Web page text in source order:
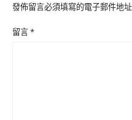
發佈留言必須填寫的電子郵件地
留言*